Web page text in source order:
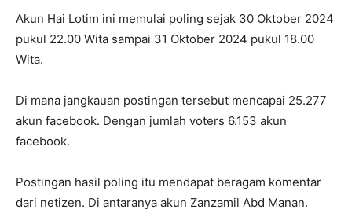
Akun Hai Lotim ini memulai poling sejak 30 Oktober 2024
pukul 22.00 Wita sampai 31 Oktober 2024 pukul 18.00
Wita.
Di mana jangkauan postingan tersebut mencapai 25.277
akun facebook. Dengan jumlah voters 6.153 akun
facebook.
Postingan hasil poling itu mendapat beragam komentar
dari netizen. Di antaranya akun Zanzamil Abd Manan.